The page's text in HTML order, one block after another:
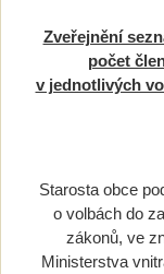
Zveřejnění
počet
v jednotlivých
Starosta obce
o volbách do
zákonů, ve
Ministerstva